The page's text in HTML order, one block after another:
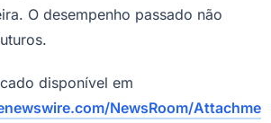
O desempenho passado não
disponível em
NewsRoom/Attachme